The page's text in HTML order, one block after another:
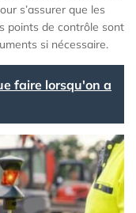
s’assurer que les
points de contrôle sont
si nécessaire.
faire lorsqu'on a